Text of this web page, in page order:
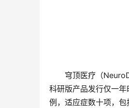
穹顶医疗（
科研版产品发行仅一
例，适应症数十项，